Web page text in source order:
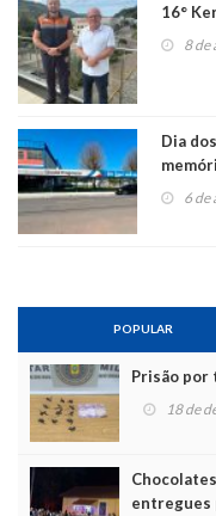
16°
8 de
Dia
6 de
POPULAR
Prisão por
18 de
entregues